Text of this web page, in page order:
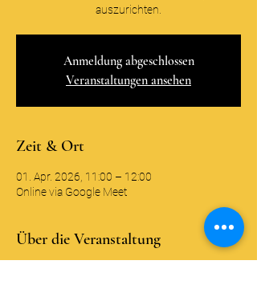
auszurichten.
Anmeldung abgeschlossen
Veranstaltungen ansehen
Zeit & Ort
01. Apr. 2026, 11:00 – 12:00
Online via Google Meet
Über die Veranstaltung